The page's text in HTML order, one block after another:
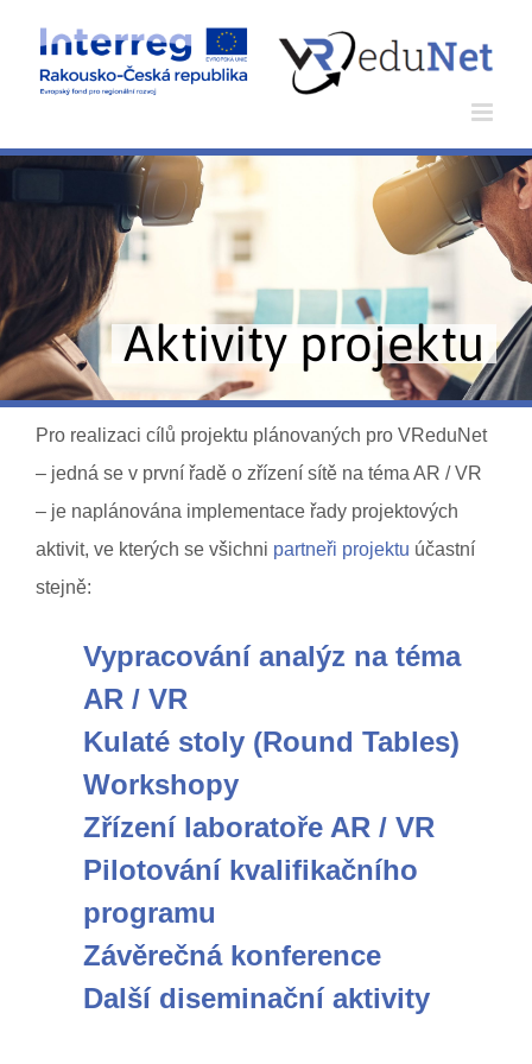
content
Aktivity projektu
Pro realizaci cílů projektu plánovaných pro VReduNet
– jedná se v první řadě o zřízení sítě na téma AR / VR
– je naplánována implementace řady projektových
aktivit, ve kterých se všichni partneři projektu účastní
stejně:
Vypracování analýz na téma
AR / VR
Kulaté stoly (Round Tables)
Workshopy
Zřízení laboratoře AR / VR
Pilotování kvalifikačního
programu
Závěrečná konference
Další diseminační aktivity